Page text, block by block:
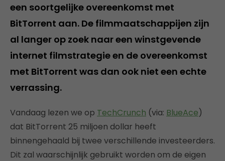
een soortgelijke overeenkomst met
BitTorrent aan. De filmmaatschappijen zijn
al langer op zoek naar een winstgevende
internet filmstrategie en de overeenkomst
met BitTorrent was dan ook niet een echte
verrassing.
Vandaag lezen we op TechCrunch (via: BlueAce)
dat BitTorrent 25 miljoen dollar heeft
binnengehaald bij twee verschillende investeerders.
Dit zal waarschijnlijk gebruikt worden om de eigen